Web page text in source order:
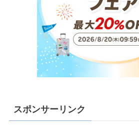
スポンサーリンク